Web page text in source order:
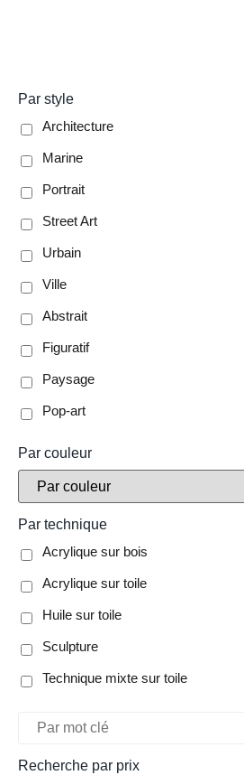
Par style
Architecture
Marine
Portrait
Street Art
Urbain
Ville
Abstrait
Figuratif
Paysage
Pop-art
Par couleur
Par technique
Acrylique sur bois
Acrylique sur toile
Huile sur toile
Sculpture
Technique mixte sur toile
Recherche par prix